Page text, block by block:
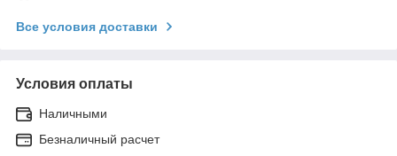
Все условия доставки
Условия оплаты
Наличными
Безналичный расчет